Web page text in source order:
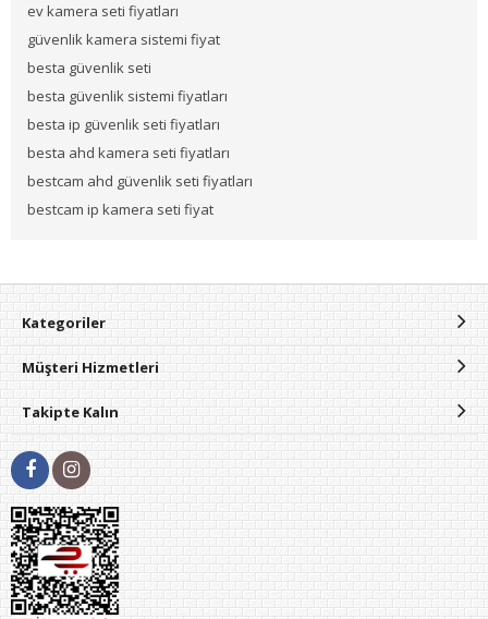
ev kamera seti fiyatları
güvenlik kamera sistemi fiyat
besta güvenlik seti
besta güvenlik sistemi fiyatları
besta ip güvenlik seti fiyatları
besta ahd kamera seti fiyatları
bestcam ahd güvenlik seti fiyatları
bestcam ip kamera seti fiyat
Kategoriler
Müşteri Hizmetleri
Takipte Kalın